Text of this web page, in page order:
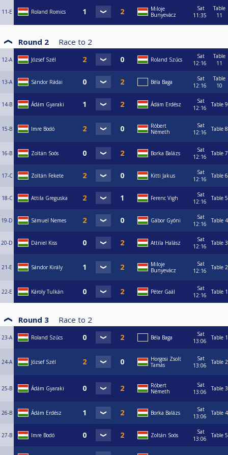
11-E Roland Romics
Miloje
Bunyevácz
Sat
11:35
Table
11
Round 2 Race to 2
12-A József Szél Roland Szűcs
Sat
12:16
Table
11
13-A Sándor Rádai Béla Baga
Sat
12:16
Table
10
14-B Ádám Gyaraki Ádám Erdész
Sat
12:16
Table 9
15-B Imre Bodó
Róbert
Németh
Sat
12:16
Table 8
16-B Zoltán Soós Borka Balázs
Sat
12:16
Table 7
17-C Zoltán Fekete Kitti Jakus
Sat
12:16
Table 6
18-C Attila Greguska Ferenc Vigh
Sat
12:16
Table 5
19-D Sámuel Nemes Gábor Gyóni
Sat
12:16
Table 4
20-D Dániel Kiss Attila Halász
Sat
12:16
Table 3
21-E Sándor Király
Miloje
Bunyevácz
Sat
12:16
Table 2
22-E Károly Tulkán Péter Gaál
Sat
12:16
Table 1
Round 3 Race to 2
23-A Roland Szűcs Béla Baga
Sat
13:06
Table 1
24-A József Szél
Horgosi Zsolt
Tamás
Sat
13:06
Table 2
25-B Ádám Gyaraki
Róbert
Németh
Sat
13:06
Table 3
26-B Ádám Erdész Borka Balázs
Sat
13:06
Table 4
27-B Imre Bodó Zoltán Soós
Sat
13:06
Table 5